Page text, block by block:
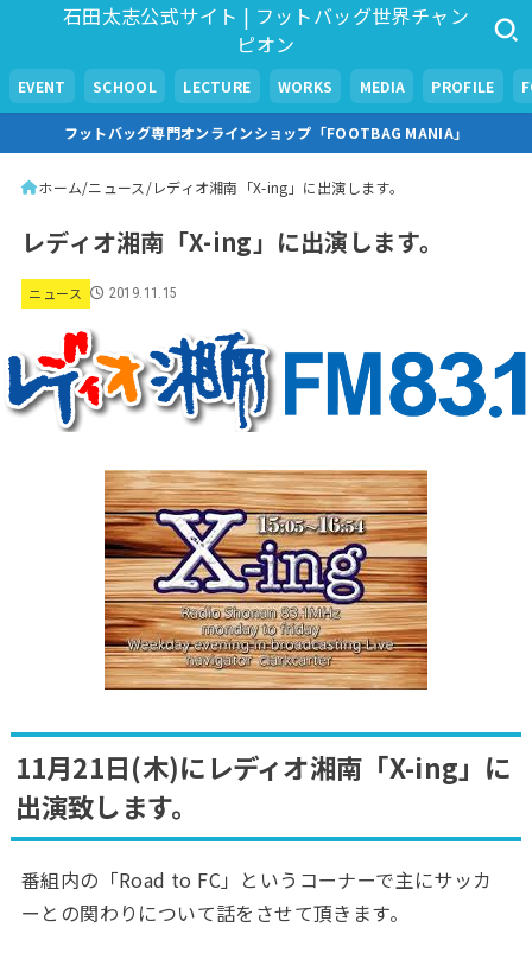
石田太志公式サイト | フットバッグ世界チャン
ピオン
EVENT SCHOOL LECTURE WORKS MEDIA PROFILE
フットバッグ専門オンラインショップ「FOOTBAG MANIA」
ホーム ニュース レディオ湘南「X-ing」に出演します。
レディオ湘南「X-ing」に出演します。
ニュース 2019.11.15
11月21日(木)にレディオ湘南「X-ing」に
出演致します。
番組内の「Road to FC」というコーナーで主にサッカ
ーとの関わりについて話をさせて頂きます。